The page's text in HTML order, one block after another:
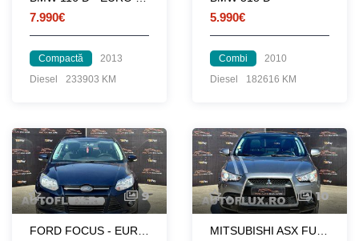
7.990€
Compactă
2013
Diesel
233903 KM
5.990€
Combi
2010
Diesel
182616 KM
9
FORD FOCUS - EURO 5
10
MITSUBISHI ASX FULL - PIELE - NAVI - CAMERA - XENON